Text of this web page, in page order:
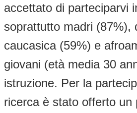
accettato di parteciparvi
soprattutto madri (87%),
caucasica (59%) e
giovani (età media 30
istruzione. Per la
ricerca è stato offerto un